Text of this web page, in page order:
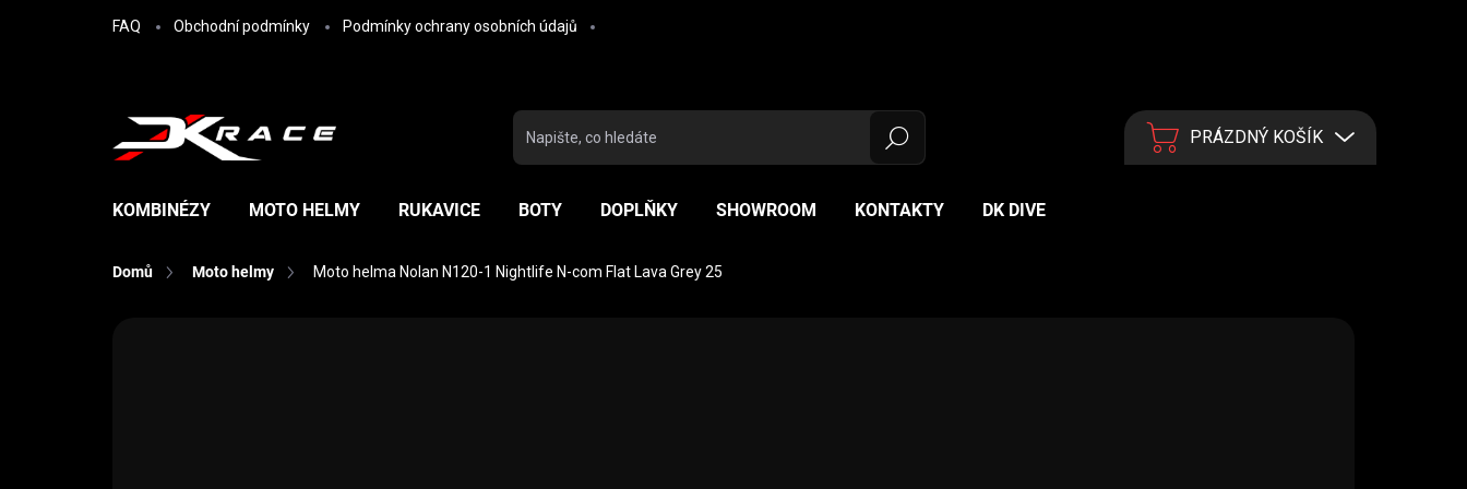
FAQ
Obchodní podmínky Podmínky ochrany osobních údajů
Hledat NÁKUPNÍ KOŠÍK
PRÁZDNÝ KOŠÍK
KOMBINÉZY MOTO HELMY RUKAVICE BOTY DOPLŇKY SHOWROOM KONTAKTY DK DIVE
Domů Moto helmy Moto helma Nolan N120-1 Nightlife N-com Flat Lava Grey 25